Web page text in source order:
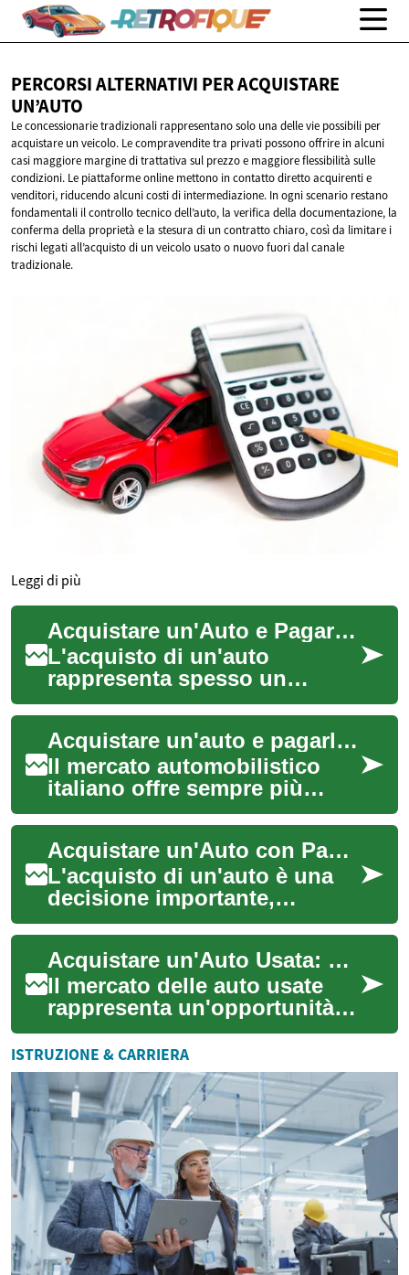
PERCORSI ALTERNATIVI PERACQUISTARE
UN’AUTO
Le concessionarie tradizionali rappresentano solo una delle vie possibili per
acquistare un veicolo. Le compravendite tra privati possono offrire in alcuni
casi maggiore margine di trattativa sul prezzo e maggiore flessibilità sulle
condizioni. Le piattaforme online mettono in contatto diretto acquirenti e
venditori, riducendo alcuni costi di intermediazione. In ogni scenario restano
fondamentali il controllo tecnico dell’auto, la verifica della documentazione, la
conferma della proprietà e la stesura di un contratto chiaro, così da limitare i
rischi legati all’acquisto di un veicolo usato o nuovo fuori dal canale
tradizionale.
Leggi di più
Acquistare un'Auto e Pagare in Seguito: Una Guida Completa
L'acquisto di un'auto
rappresenta spesso un
investimento significativo, e
per molti può risultare
impegnativo effettu...
Acquistare un'auto e pagarla in seguito: Opzioni di finanziamento flessibili
Il mercato automobilistico
italiano offre sempre più
soluzioni per rendere
l'acquisto di un veicolo più
accessibile, ...
Acquistare un'Auto con Pagamento Dilazionato: Opzioni e Considerazioni
L'acquisto di un'auto è una
decisione importante,
specialmente per chi ha un
budget limitato o preferisce
distribuire...
Acquistare un'Auto Usata: Guida Completa per Fare la Scelta Giusta
Il mercato delle auto usate
rappresenta un'opportunità
interessante per chi desidera
acquistare un veicolo a un
prezz...
ISTRUZIONE & CARRIERA